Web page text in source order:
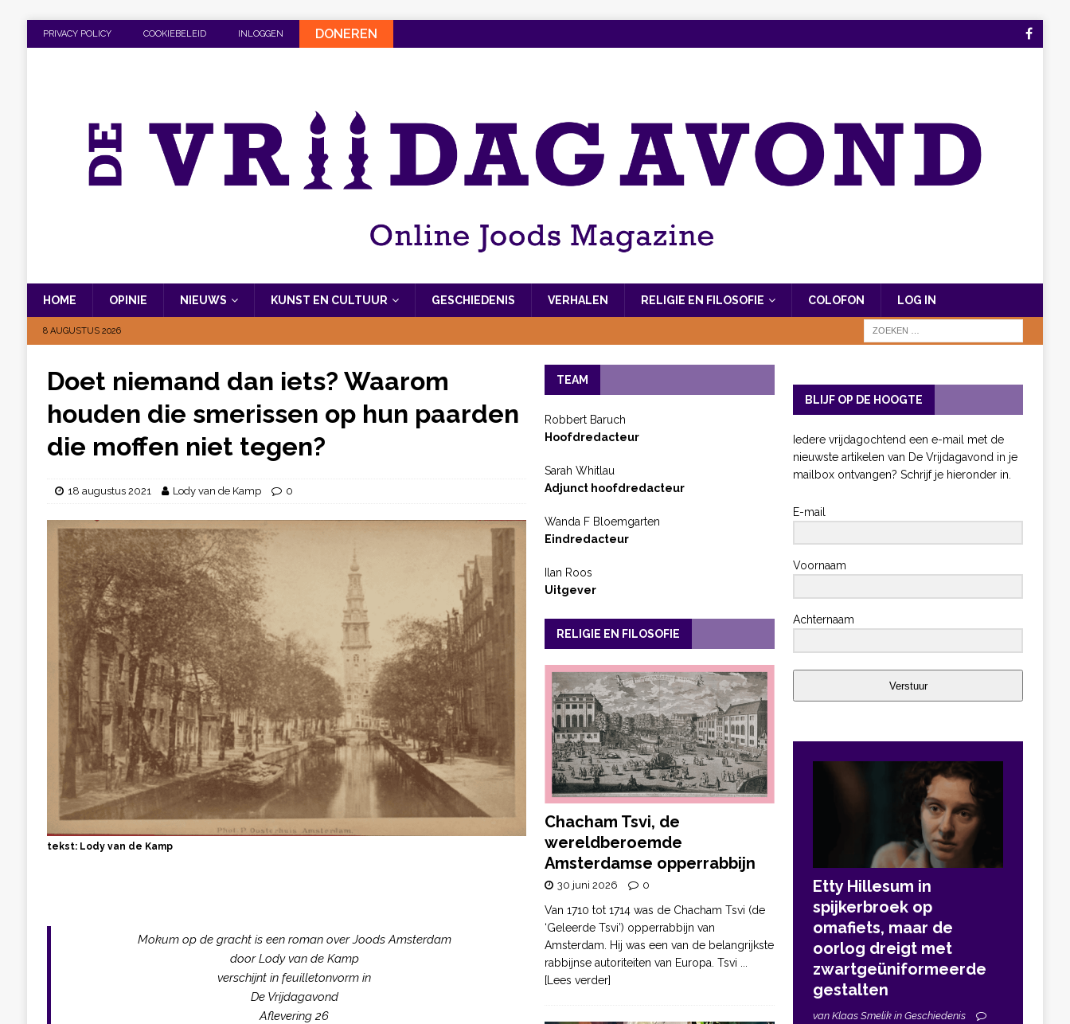
PRIVACY POLICY COOKIEBELEID INLOGGEN DONEREN
HOME OPINIE NIEUWS KUNST EN CULTUUR GESCHIEDENIS VERHALEN RELIGIE EN FILOSOFIE COLOFON LOG IN
8 AUGUSTUS 2026
Doet niemand dan iets? Waarom
houden die smerissen op hun paarden
die moffen niet tegen?
18 augustus 2021 Lody van de Kamp 0
tekst: Lody van de Kamp
Mokum op de gracht is een roman over Joods Amsterdam
door Lody van de Kamp
verschijnt in feuilletonvorm in
De Vrijdagavond
Aflevering 26
TEAM
Robbert Baruch
Hoofdredacteur
Sarah Whitlau
Adjunct hoofdredacteur
Wanda F Bloemgarten
Eindredacteur
Ilan Roos
Uitgever
RELIGIE EN FILOSOFIE
Chacham Tsvi, de
wereldberoemde
Amsterdamse opperrabbijn
30 juni 2026 0
Van 1710 tot 1714 was de Chacham Tsvi (de
‘Geleerde Tsvi’) opperrabbijn van
Amsterdam. Hij was een van de belangrijkste
rabbijnse autoriteiten van Europa. Tsvi
[Lees verder]
BLIJF OP DE HOOGTE
Iedere vrijdagochtend een e-mail met de
nieuwste artikelen van De Vrijdagavond in je
mailbox ontvangen? Schrijf je hieronder in.
E-mail
Voornaam
Achternaam
Verstuur
Etty Hillesum in
spijkerbroek op
omafiets, maar de
oorlog dreigt met
zwartgeüniformeerde
gestalten
van Klaas Smelik in Geschiedenis